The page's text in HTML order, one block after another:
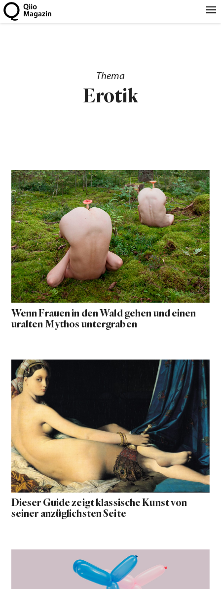
Thema
Erotik
Wenn Frauen in den Wald gehen und einen
uralten Mythos untergraben
Dieser Guide zeigt klassische Kunst von
seiner anzüglichsten Seite